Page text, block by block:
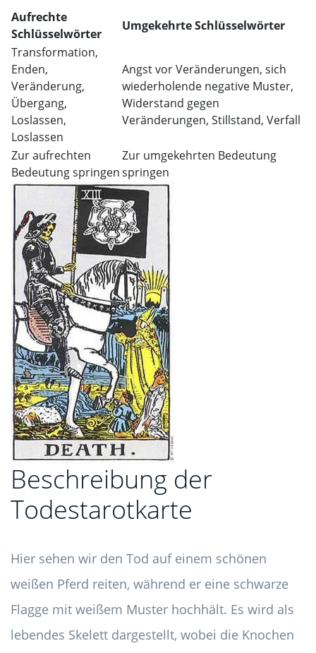
Aufrechte
Schlüsselwörter
Umgekehrte Schlüsselwörter
Transformation,
Enden,
Veränderung,
Übergang,
Loslassen,
Loslassen
Angst vor Veränderungen, sich
wiederholende negative Muster,
Widerstand gegen
Veränderungen, Stillstand, Verfall
Zur aufrechten
Bedeutung springen
Zur umgekehrten Bedeutung
springen
Beschreibung der
Todestarotkarte
Hier sehen wir den Tod auf einem schönen
weißen Pferd reiten, während er eine schwarze
Flagge mit weißem Muster hochhält. Es wird als
lebendes Skelett dargestellt, wobei die Knochen